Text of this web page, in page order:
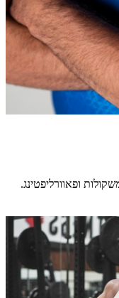
ופאוורליפטינג.